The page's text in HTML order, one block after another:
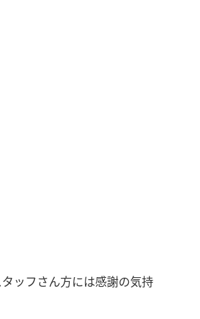
ッフさん方には感謝の気持